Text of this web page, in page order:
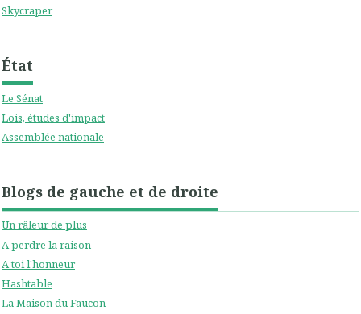
Skycraper
État
Le Sénat
Lois, études d'impact
Assemblée nationale
Blogs de gauche et de droite
Un râleur de plus
A perdre la raison
A toi l'honneur
Hashtable
La Maison du Faucon